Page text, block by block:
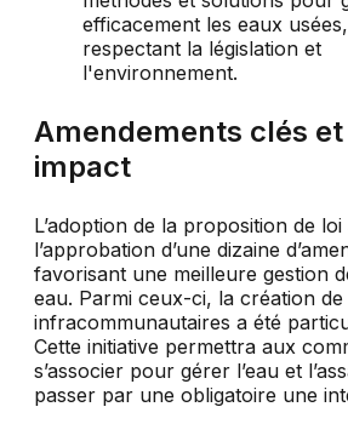
Amendements clés
impact
L’adoption de la proposition de
l’approbation d’une dizaine
favorisant une meilleure gestion
eau. Parmi ceux-ci, la création de
infracommunautaires a été
Cette initiative permettra aux
s’associer pour gérer l’eau et
passer par une obligatoire une